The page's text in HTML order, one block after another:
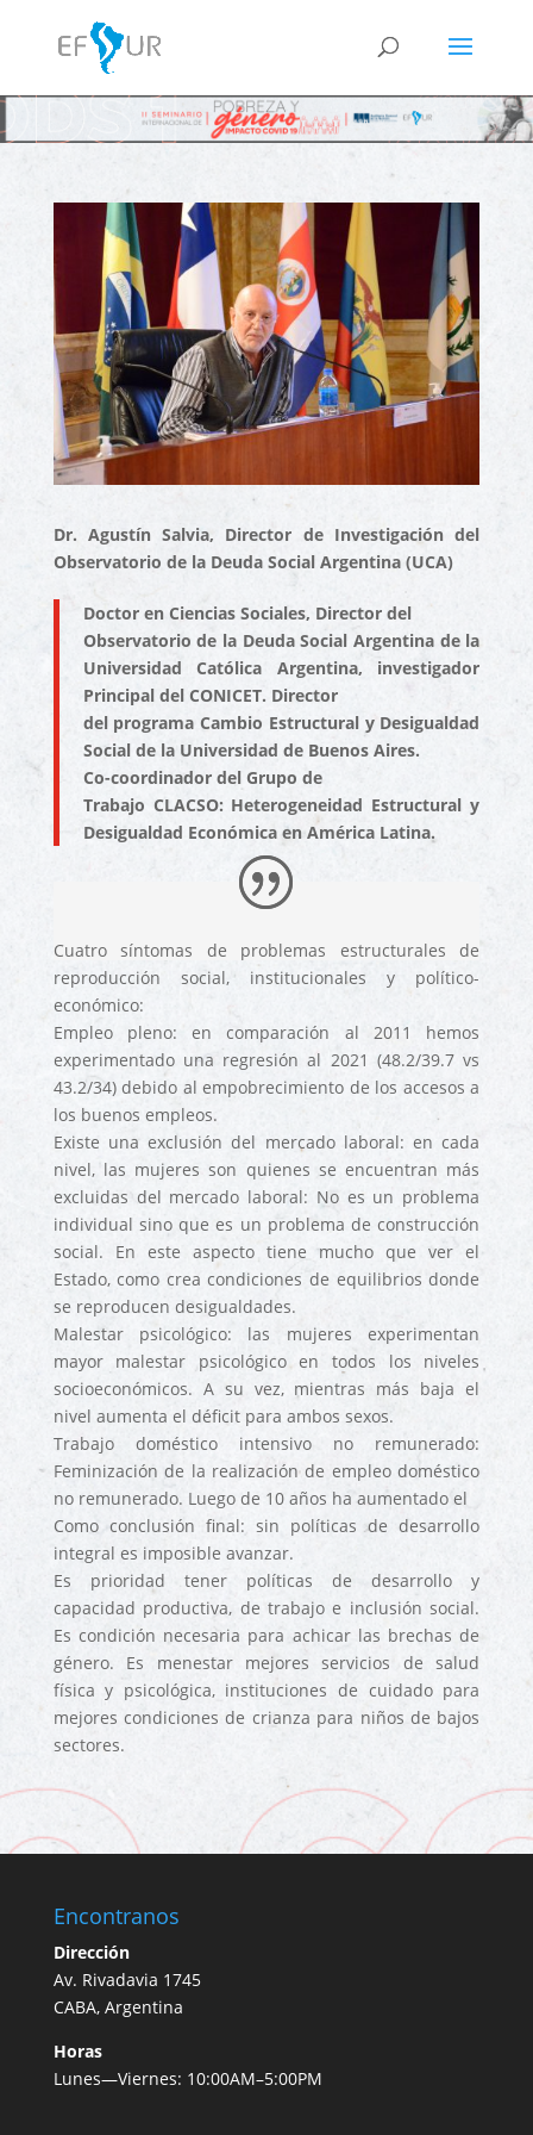
Dr. Agustín Salvia, Director de Investigación del
Observatorio de la Deuda Social Argentina (UCA)
Doctor en Ciencias Sociales, Director del
Observatorio de la Deuda Social Argentina de la
Universidad Católica Argentina, investigador
Principal del CONICET. Director
del programa Cambio Estructural y Desigualdad
Social de la Universidad de Buenos Aires.
Co-coordinador del Grupo de
Trabajo CLACSO: Heterogeneidad Estructural y
Desigualdad Económica en América Latina.
Cuatro síntomas de problemas estructurales de
reproducción social, institucionales y político-
económico:
Empleo pleno: en comparación al 2011 hemos
experimentado una regresión al 2021 (48.2/39.7 vs
43.2/34) debido al empobrecimiento de los accesos a
los buenos empleos.
Existe una exclusión del mercado laboral: en cada
nivel, las mujeres son quienes se encuentran más
excluidas del mercado laboral: No es un problema
individual sino que es un problema de construcción
social. En este aspecto tiene mucho que ver el
Estado, como crea condiciones de equilibrios donde
se reproducen desigualdades.
Malestar psicológico: las mujeres experimentan
mayor malestar psicológico en todos los niveles
socioeconómicos. A su vez, mientras más baja el
nivel aumenta el déficit para ambos sexos.
Trabajo doméstico intensivo no remunerado:
Feminización de la realización de empleo doméstico
no remunerado. Luego de 10 años ha aumentado el
Como conclusión final: sin políticas de desarrollo
integral es imposible avanzar.
Es prioridad tener políticas de desarrollo y
capacidad productiva, de trabajo e inclusión social.
Es condición necesaria para achicar las brechas de
género. Es menestar mejores servicios de salud
física y psicológica, instituciones de cuidado para
mejores condiciones de crianza para niños de bajos
sectores.
Encontranos
Dirección
Av. Rivadavia 1745
CABA, Argentina
Horas
Lunes—Viernes: 10:00AM–5:00PM